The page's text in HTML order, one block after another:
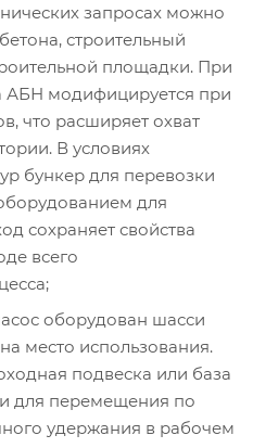
запросах можно
строительный
площадки. При
АБН модифицируется при
что расширяет охват
В условиях
бункер для перевозки
для
сохраняет свойства
всего
оборудован шасси
место использования.
подвеска или база
для перемещения по
удержания в рабочем